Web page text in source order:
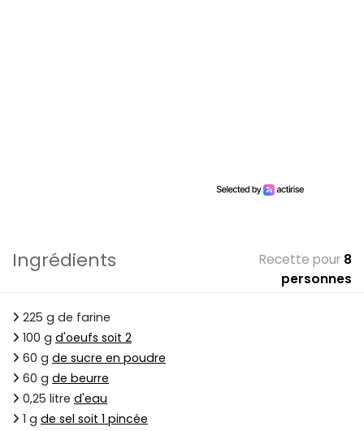
Ingrédients Recette pour 8
personnes
225 g de farine
100 g d'oeufs soit 2
60 g de sucre en poudre
60 g de beurre
0,25 litre d'eau
1 g de sel soit 1 pincée